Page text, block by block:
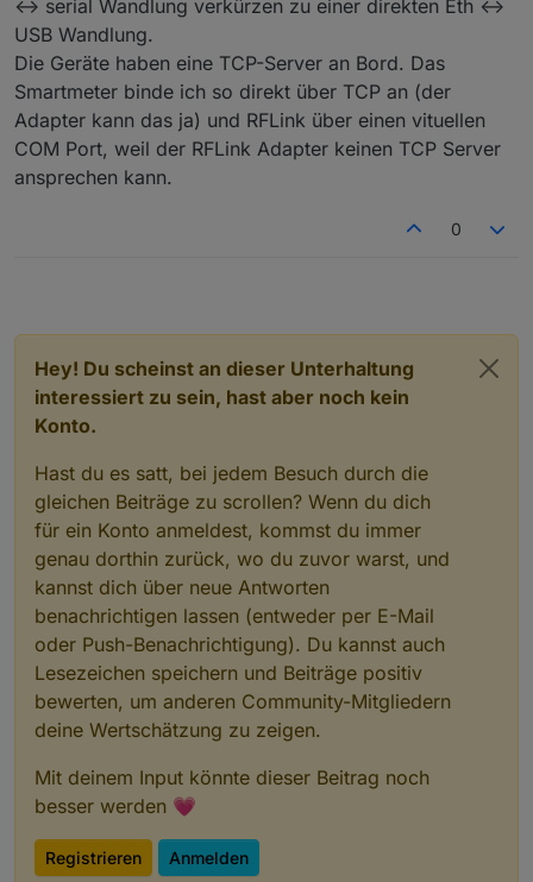
<-> serial Wandlung verkürzen zu einer direkten Eth <->
USB Wandlung.
Die Geräte haben eine TCP-Server an Bord. Das
Smartmeter binde ich so direkt über TCP an (der
Adapter kann das ja) und RFLink über einen vituellen
COM Port, weil der RFLink Adapter keinen TCP Server
ansprechen kann.
0
Hey! Du scheinst an dieser Unterhaltung
interessiert zu sein, hast aber noch kein
Konto.
Hast du es satt, bei jedem Besuch durch die
gleichen Beiträge zu scrollen? Wenn du dich
für ein Konto anmeldest, kommst du immer
genau dorthin zurück, wo du zuvor warst, und
kannst dich über neue Antworten
benachrichtigen lassen (entweder per E-Mail
oder Push-Benachrichtigung). Du kannst auch
Lesezeichen speichern und Beiträge positiv
bewerten, um anderen Community-Mitgliedern
deine Wertschätzung zu zeigen.
Mit deinem Input könnte dieser Beitrag noch
besser werden 💗
Registrieren Anmelden